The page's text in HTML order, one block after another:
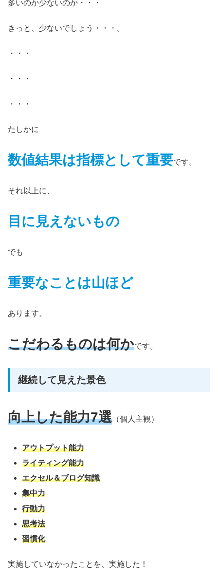
多いのか少ないのか・・・
きっと、少ないでしょう・・・。
・・・
・・・
・・・
たしかに
数値結果は指標として重要です。
それ以上に、
目に見えないもの
でも
重要なことは山ほど
あります。
こだわるものは何かです。
継続して見えた景色
向上した能力7選 （個人主観）
アウトプット能力
ライティング能力
エクセル＆ブログ知識
集中力
行動力
思考法
習慣化
実施していなかったことを、実施した！